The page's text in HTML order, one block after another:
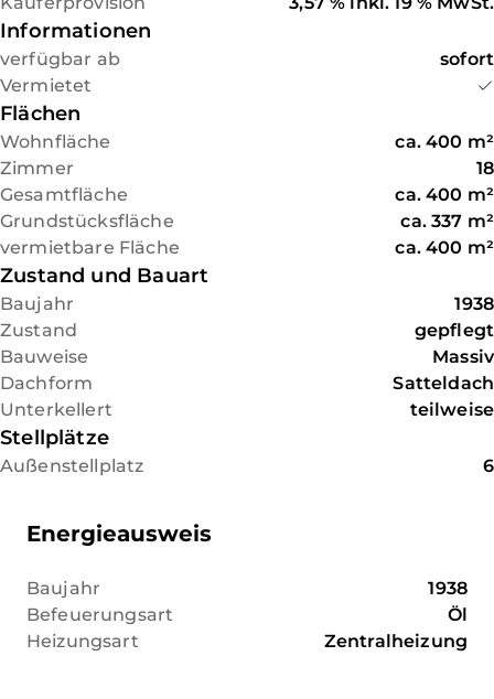
kontinuierliche Investitionen.
Kapitalanleger mit Fokus auf
nachhaltige Vermietbarkeit
und Perspektive. **Die
Mietaufstellung finden Sie am
erreichen, die Flughäfen Köln und
Informationen
verfügbar ab
sofort
Vermietet
Flächen
Wohnfläche ca. 400 m²
Zimmer
18
Gesamtfläche
ca. 400 m²
Grundstücksfläche
ca. 337 m²
vermietbare Fläche
ca. 400 m²
Zustand und Bauart
Baujahr
1938
Zustand
gepflegt
Bauweise
Massiv
Dachform
Satteldach
Unterkellert
teilweise
Stellplätze
Außenstellplatz 6
Energieausweis
Baujahr
1938
Befeuerungsart
Öl
Heizungsart
Zentralheizung